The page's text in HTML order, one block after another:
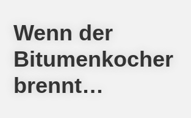
Wenn der
Bitumenkocher
brennt…